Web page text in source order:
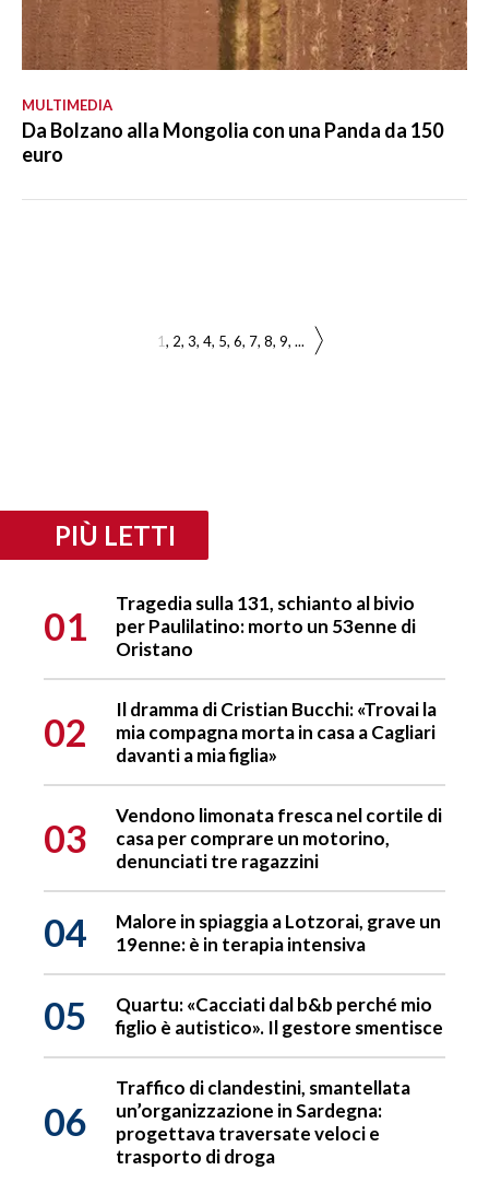
MULTIMEDIA
Da Bolzano alla Mongolia con una Panda da 150
euro
1 2 3 4 5 6 7 8 9 ...
PIÙ LETTI
01
Tragedia sulla 131, schianto al bivio
per Paulilatino: morto un 53enne di
Oristano
02
Il dramma di Cristian Bucchi: «Trovai la
mia compagna morta in casa a Cagliari
davanti a mia figlia»
03
Vendono limonata fresca nel cortile di
casa per comprare un motorino,
denunciati tre ragazzini
04
Malore in spiaggia a Lotzorai, grave un
19enne: è in terapia intensiva
05
Quartu: «Cacciati dal b&b perché mio
figlio è autistico». Il gestore smentisce
06
Traffico di clandestini, smantellata
un’organizzazione in Sardegna:
progettava traversate veloci e
trasporto di droga